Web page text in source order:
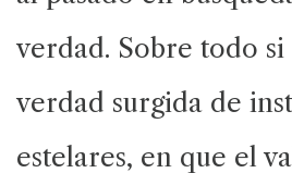
verdad. Sobre todo si
verdad surgida de
estelares, en que el